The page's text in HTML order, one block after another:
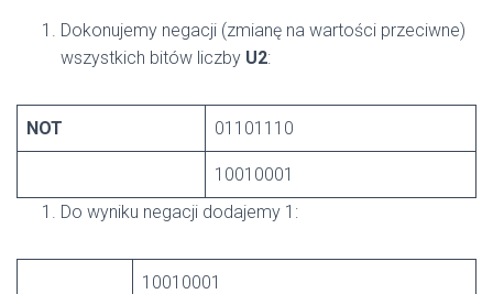
Dokonujemy negacji (zmianę na wartości przeciwne)
wszystkich bitów liczby U2:
NOT 01101110
10010001
Do wyniku negacji dodajemy 1:
10010001